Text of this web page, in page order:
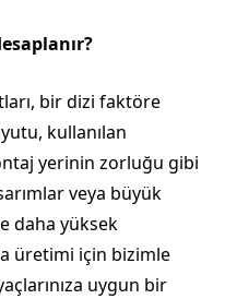
bir dizi faktöre
kullanılan
yerinin zorluğu gibi
veya büyük
daha yüksek
üretimi için bizimle
uygun bir